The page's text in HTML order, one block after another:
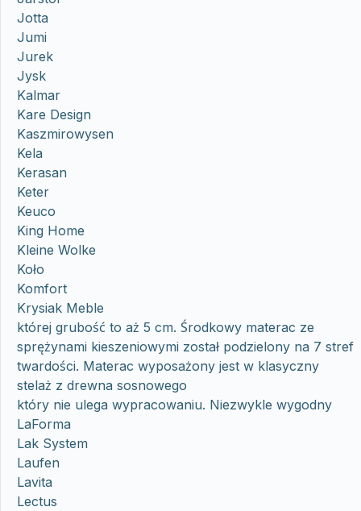
Jotta
Jumi
Jurek
Jysk
Kalmar
Kare Design
Kaszmirowysen
Kela
Kerasan
Keter
Keuco
King Home
Kleine Wolke
Koło
Komfort
Krysiak Meble
której grubość to aż 5 cm. Środkowy materac ze
sprężynami kieszeniowymi został podzielony na 7 stref
twardości. Materac wyposażony jest w klasyczny
stelaż z drewna sosnowego
który nie ulega wypracowaniu. Niezwykle wygodny
LaForma
Lak System
Laufen
Lavita
Lectus